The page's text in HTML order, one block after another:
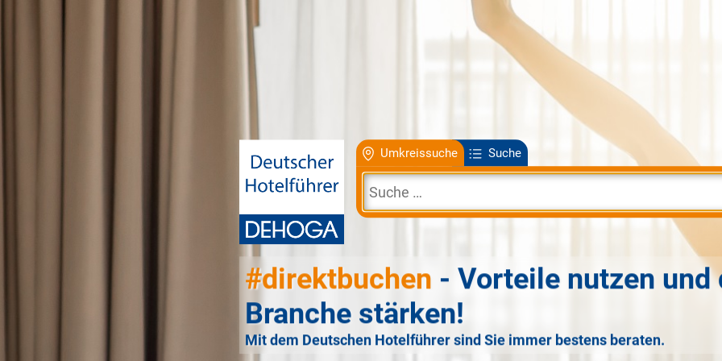
Umkreissuche Suche
#direktbuchen - Vorteile nutzen und
Branche stärken!
Mit dem Deutschen Hotelführer sind Sie immer bestens beraten.